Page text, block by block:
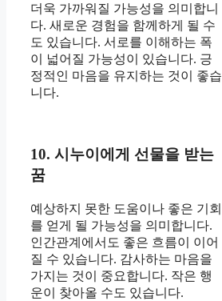
더욱 가까워질 가능성을 의미합니
다. 새로운 경험을 함께하게 될 수
도 있습니다. 서로를 이해하는 폭
이 넓어질 가능성이 있습니다. 긍
정적인 마음을 유지하는 것이 좋습
니다.
10. 시누이에게 선물을 받는
꿈
예상하지 못한 도움이나 좋은 기회
를 얻게 될 가능성을 의미합니다.
인간관계에서도 좋은 흐름이 이어
질 수 있습니다. 감사하는 마음을
가지는 것이 중요합니다. 작은 행
운이 찾아올 수도 있습니다.